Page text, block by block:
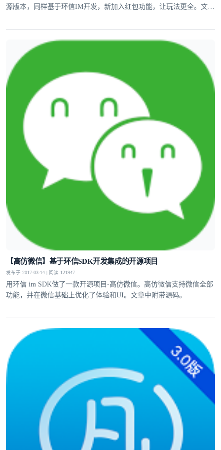
源版本，同样基于环信IM开发，新加入红包功能，让玩法更全。文章
【高仿微信】基于环信SDK开发集成的开源项目
发布于 2017-03-14 | 阅读 121947
用环信 im SDK做了一款开源项目-高仿微信。高仿微信支持微信全部
功能，并在微信基础上优化了体验和UI。文章中附带源码。